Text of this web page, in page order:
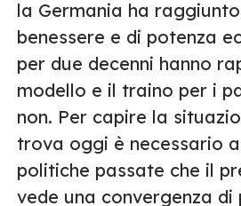
la Germania ha
benessere e di potenza
per due decenni hanno
modello e il traino per i
non. Per capire la
trova oggi è necessario
politiche passate che il
vede una convergenza